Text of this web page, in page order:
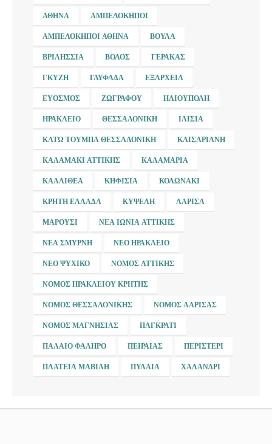
ΑΘΉΝΑ ΑΜΠΕΛΌΚΗΠΟΙ
ΑΜΠΕΛΌΚΗΠΟΙ ΑΘΉΝΑ ΒΟΎΛΑ
ΒΡΙΛΉΣΣΙΑ ΒΌΛΟΣ ΓΈΡΑΚΑΣ
ΓΚΎΖΗ ΓΛΥΦΆΔΑ ΕΞΆΡΧΕΙΑ
ΕΎΟΣΜΟΣ ΖΩΓΡΆΦΟΥ ΗΛΙΟΎΠΟΛΗ
ΗΡΆΚΛΕΙΟ ΘΕΣΣΑΛΟΝΊΚΗ ΙΛΊΣΙΑ
ΚΆΤΩ ΤΟΎΜΠΑ ΘΕΣΣΑΛΟΝΊΚΗ ΚΑΙΣΑΡΙΑΝΉ
ΚΑΛΑΜΆΚΙ ΑΤΤΙΚΉΣ ΚΑΛΑΜΑΡΙΆ
ΚΑΛΛΙΘΈΑ ΚΗΦΙΣΙΆ ΚΟΛΩΝΆΚΙ
ΚΡΉΤΗ ΕΛΛΆΔΑ ΚΥΨΈΛΗ ΛΆΡΙΣΑ
ΜΑΡΟΎΣΙ ΝΈΑ ΙΩΝΊΑ ΑΤΤΙΚΉΣ
ΝΈΑ ΣΜΎΡΝΗ ΝΈΟ ΗΡΆΚΛΕΙΟ
ΝΈΟ ΨΥΧΙΚΌ ΝΟΜΌΣ ΑΤΤΙΚΉΣ
ΝΟΜΌΣ ΗΡΑΚΛΕΊΟΥ ΚΡΉΤΗΣ
ΝΟΜΌΣ ΘΕΣΣΑΛΟΝΊΚΗΣ ΝΟΜΌΣ ΛΆΡΙΣΑΣ
ΝΟΜΌΣ ΜΑΓΝΗΣΊΑΣ ΠΑΓΚΡΆΤΙ
ΠΑΛΑΙΌ ΦΆΛΗΡΟ ΠΕΙΡΑΙΆΣ ΠΕΡΙΣΤΈΡΙ
ΠΛΑΤΕΊΑ ΜΑΒΊΛΗ ΠΥΛΑΊΑ ΧΑΛΆΝΔΡΙ